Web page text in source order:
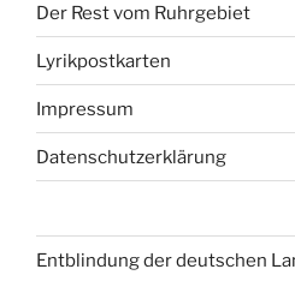
Der Rest vom Ruhrgebiet
Lyrikpostkarten
Impressum
Datenschutzerklärung
Entblindung der deutschen